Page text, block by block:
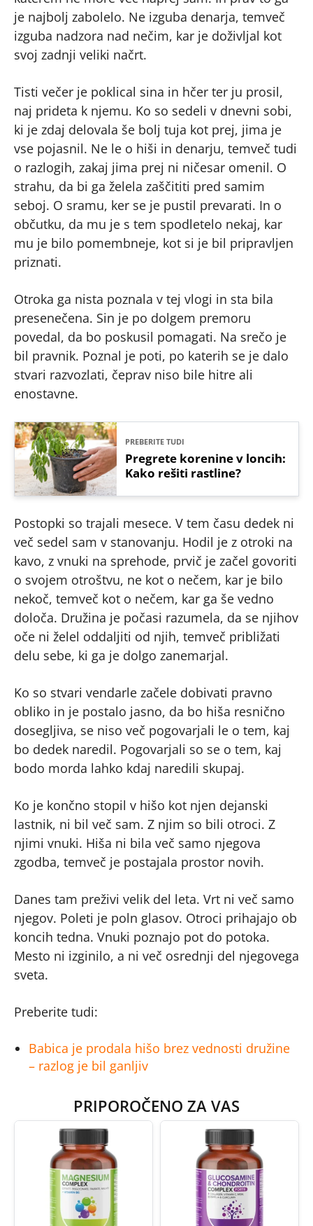
je najbolj zabolelo. Ne izguba denarja, temveč
izguba nadzora nad nečim, kar je doživljal kot
svoj zadnji veliki načrt.
Tisti večer je poklical sina in hčer ter ju prosil,
naj prideta k njemu. Ko so sedeli v dnevni sobi,
ki je zdaj delovala še bolj tuja kot prej, jima je
vse pojasnil. Ne le o hiši in denarju, temveč tudi
o razlogih, zakaj jima prej ni ničesar omenil. O
strahu, da bi ga želela zaščititi pred samim
seboj. O sramu, ker se je pustil prevarati. In o
občutku, da mu je s tem spodletelo nekaj, kar
mu je bilo pomembneje, kot si je bil pripravljen
priznati.
Otroka ga nista poznala v tej vlogi in sta bila
presenečena. Sin je po dolgem premoru
povedal, da bo poskusil pomagati. Na srečo je
bil pravnik. Poznal je poti, po katerih se je dalo
stvari razvozlati, čeprav niso bile hitre ali
enostavne.
PREBERITE TUDI
Pregrete korenine v loncih:
Kako rešiti rastline?
Postopki so trajali mesece. V tem času dedek ni
več sedel sam v stanovanju. Hodil je z otroki na
kavo, z vnuki na sprehode, prvič je začel govoriti
o svojem otroštvu, ne kot o nečem, kar je bilo
nekoč, temveč kot o nečem, kar ga še vedno
določa. Družina je počasi razumela, da se njihov
oče ni želel oddaljiti od njih, temveč približati
delu sebe, ki ga je dolgo zanemarjal.
Ko so stvari vendarle začele dobivati pravno
obliko in je postalo jasno, da bo hiša resnično
dosegljiva, se niso več pogovarjali le o tem, kaj
bo dedek naredil. Pogovarjali so se o tem, kaj
bodo morda lahko kdaj naredili skupaj.
Ko je končno stopil v hišo kot njen dejanski
lastnik, ni bil več sam. Z njim so bili otroci. Z
njimi vnuki. Hiša ni bila več samo njegova
zgodba, temveč je postajala prostor novih.
Danes tam preživi velik del leta. Vrt ni več samo
njegov. Poleti je poln glasov. Otroci prihajajo ob
koncih tedna. Vnuki poznajo pot do potoka.
Mesto ni izginilo, a ni več osrednji del njegovega
sveta.
Preberite tudi:
Babica je prodala hišo brez vednosti družine
– razlog je bil ganljiv
PRIPOROČENO ZA VAS